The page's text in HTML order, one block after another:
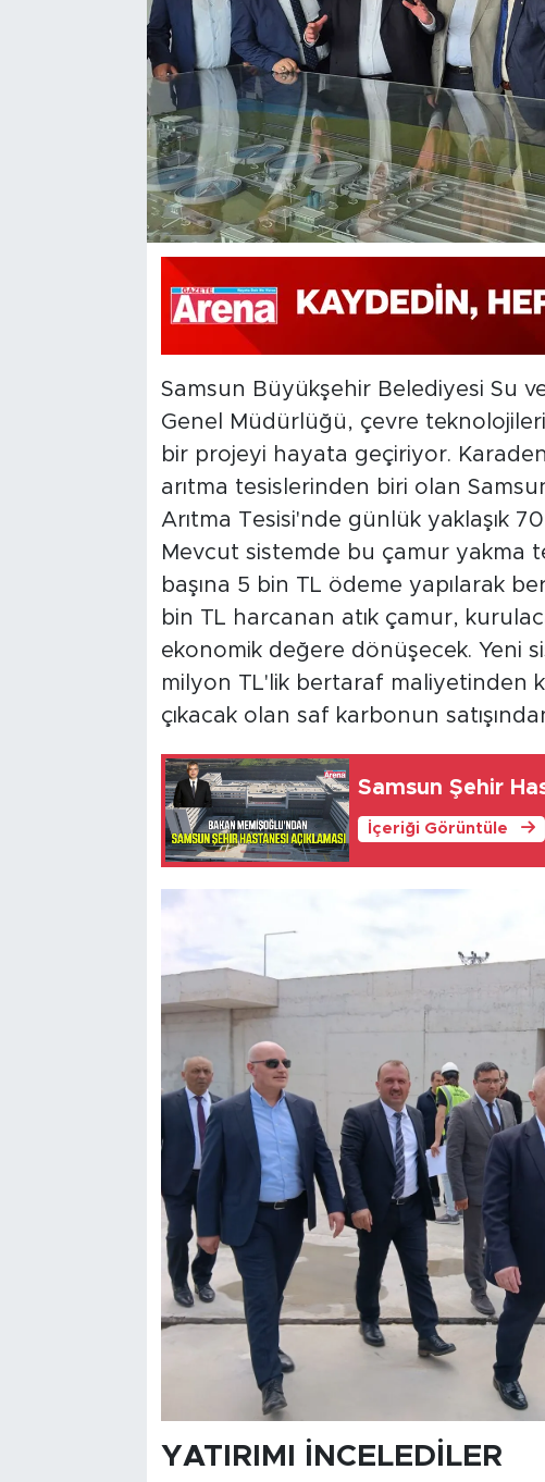
Samsun Büyükşehir Belediyesi Su
Genel Müdürlüğü, çevre
bir projeyi hayata geçiriyor.
arıtma tesislerinden biri olan
Arıtma Tesisi'nde günlük yaklaşık
Mevcut sistemde bu çamur yakma
başına 5 bin TL ödeme yapılarak
bin TL harcanan atık çamur,
ekonomik değere dönüşecek. Yeni
milyon TL'lik bertaraf maliyetinden
çıkacak olan saf karbonun
Samsun Şehir
İçeriği Görüntüle
YATIRIMI İNCELEDİLER